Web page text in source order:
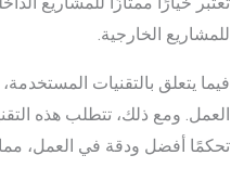
للمشاريع الخارجية.
فيما يتعلق بالتقنيات
العمل. ومع ذلك، تتطلب هذه
تحكمًا أفضل ودقة في العمل، مما